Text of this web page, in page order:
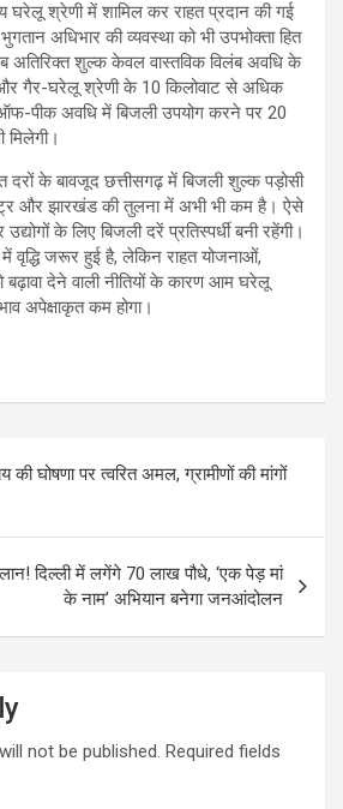
घरेलू श्रेणी में शामिल कर राहत प्रदान की गई
अधिभार की व्यवस्था को भी उपभोक्ता हित
अतिरिक्त शुल्क केवल वास्तविक विलंब अवधि के
गैर-घरेलू श्रेणी के 10 किलोवाट से अधिक
पीक अवधि में बिजली उपयोग करने पर 20
मिलेगी।
के बावजूद छत्तीसगढ़ में बिजली शुल्क पड़ोसी
और झारखंड की तुलना में अभी भी कम है। ऐसे
के लिए बिजली दरें प्रतिस्पर्धी बनी रहेंगी।
वृद्धि जरूर हुई है, लेकिन राहत योजनाओं,
बढ़ावा देने वाली नीतियों के कारण आम घरेलू
अपेक्षाकृत कम होगा।
की घोषणा पर त्वरित अमल, ग्रामीणों की मांगों
दिल्ली में लगेंगे 70 लाख पौधे, ‘एक पेड़ मां
के नाम’ अभियान बनेगा जनआंदोलन
not be published. Required fields